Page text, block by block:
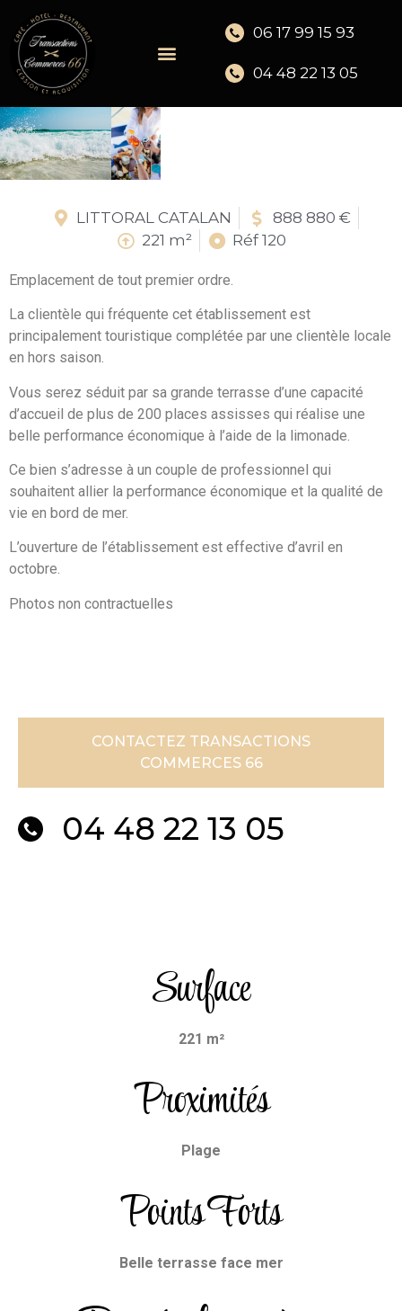
06 17 99 15 93
04 48 22 13 05
LITTORAL CATALAN
888 880 €
221 m²
Réf 120
Emplacement de tout premier ordre.
La clientèle qui fréquente cet établissement est
principalement touristique complétée par une clientèle locale
en hors saison.
Vous serez séduit par sa grande terrasse d’une capacité
d’accueil de plus de 200 places assisses qui réalise une
belle performance économique à l’aide de la limonade.
Ce bien s’adresse à un couple de professionnel qui
souhaitent allier la performance économique et la qualité de
vie en bord de mer.
L’ouverture de l’établissement est effective d’avril en
octobre.
Photos non contractuelles
CONTACTEZ TRANSACTIONS
COMMERCES 66
04 48 22 13 05
Surface
221 m²
Proximités
Plage
Points Forts
Belle terrasse face mer